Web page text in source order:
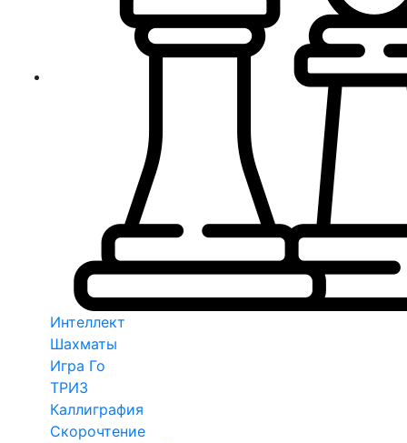
Интеллект
Шахматы
Игра Го
ТРИЗ
Каллиграфия
Скорочтение